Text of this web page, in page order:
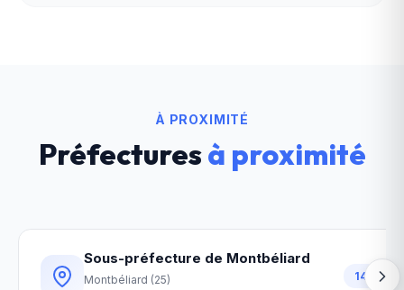
À PROXIMITÉ
Préfecturesà proximité
Sous-préfecture de Montbéliard
Montbéliard (25) 14 km